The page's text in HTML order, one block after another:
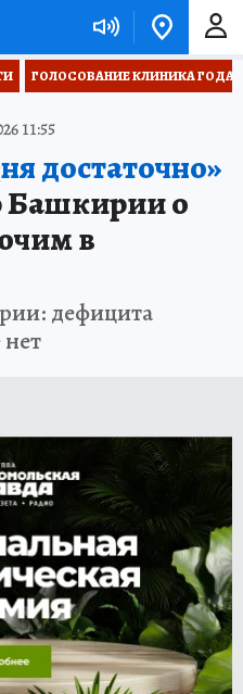
ГОЛОСОВАНИЕ КЛИНИКА ГОДА
11:55
достаточно»
Башкирии о
в
дефицита